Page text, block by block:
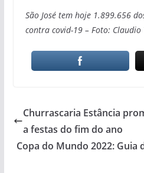
São José tem hoje 1.899.656
contra covid-19 – Foto: Claudio
Churrascaria Estância
a festas do fim do ano
Copa do Mundo 2022: Guia